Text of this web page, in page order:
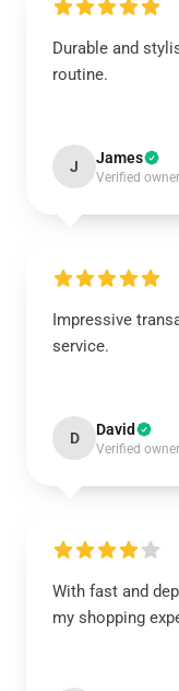
Durable and
routine.
J James
Verified owner
Impressive
service.
D David
Verified owner
With fast and
my shopping